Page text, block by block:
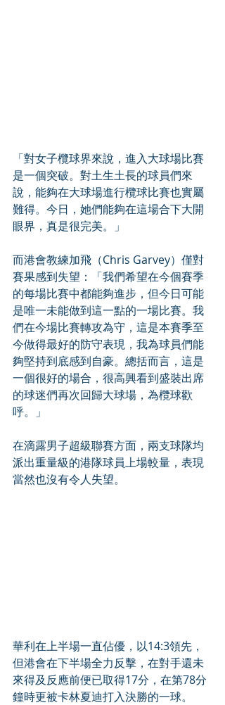
「對女子欖球界來說，進入大球場比賽
是一個突破。對土生土長的球員們來
說，能夠在大球場進行欖球比賽也實屬
難得。今日，她們能夠在這場合下大開
眼界，真是很完美。」
而港會教練加飛（Chris Garvey）僅對
賽果感到失望：「我們希望在今個賽季
的每場比賽中都能夠進步，但今日可能
是唯一未能做到這一點的一場比賽。我
們在今場比賽轉攻為守，這是本賽季至
今做得最好的防守表現，我為球員們能
夠堅持到底感到自豪。總括而言，這是
一個很好的場合，很高興看到盛裝出席
的球迷們再次回歸大球場，為欖球歡
呼。」
在滴露男子超級聯賽方面，兩支球隊均
派出重量級的港隊球員上場較量，表現
當然也沒有令人失望。
華利在上半場一直佔優，以14:3領先，
但港會在下半場全力反擊，在對手還未
來得及反應前便已取得17分，在第78分
鐘時更被卡林夏迪打入決勝的一球。